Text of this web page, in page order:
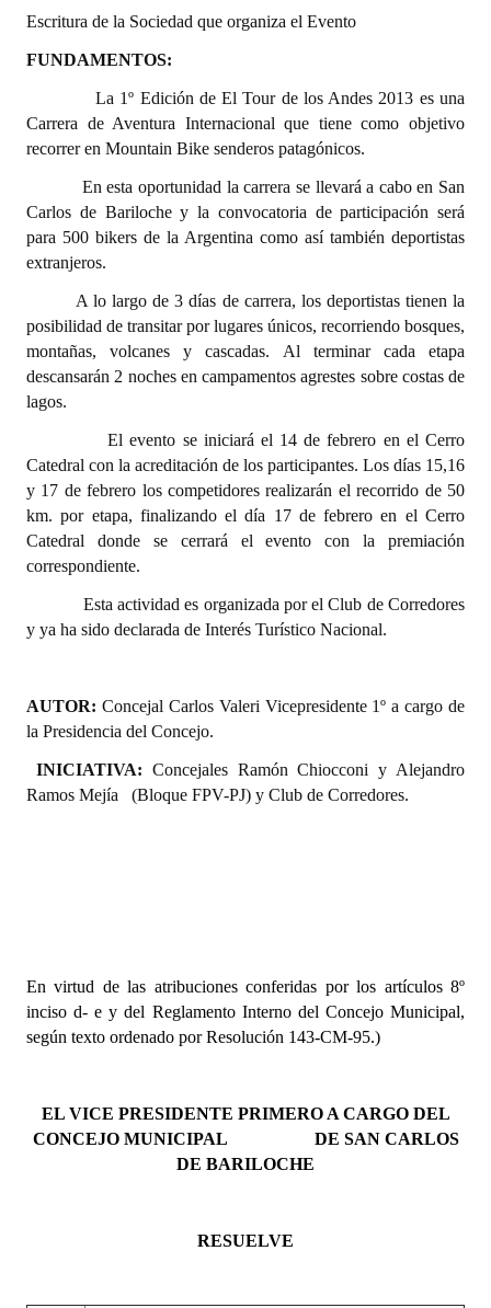
DOCUMENTOS
Informes de Gestión
Proyectos Presentados
Dictámenes Asesoría Letrada
Actas de Sesión
Ejecución Presupuestaria
Actas de Audiencias Públicas
Comunicaciones
Declaraciones
Resoluciones
Resoluciones de Presidencia
Antiguos Pobladores
Registros y Distinciones
Periodistas Decanos - Registro
Banca del Vecino - Registro
Huéspedes de Honor - Registro
Reconocimientos - Registro
Escritura de la Sociedad que organiza el Evento
FUNDAMENTOS:
La 1º Edición de El Tour de los Andes 2013 es una
Carrera de Aventura Internacional que tiene como objetivo
recorrer en Mountain Bike senderos patagónicos.
En esta oportunidad la carrera se llevará a cabo en San
Carlos de Bariloche y la convocatoria de participación será
para 500 bikers de la Argentina como así también deportistas
extranjeros.
A lo largo de 3 días de carrera, los deportistas tienen la
posibilidad de transitar por lugares únicos, recorriendo bosques,
montañas, volcanes y cascadas. Al terminar cada etapa
descansarán 2 noches en campamentos agrestes sobre costas de
lagos.
El evento se iniciará el 14 de febrero en el Cerro
Catedral con la acreditación de los participantes. Los días 15,16
y 17 de febrero los competidores realizarán el recorrido de 50
km. por etapa, finalizando el día 17 de febrero en el Cerro
Catedral donde se cerrará el evento con la premiación
correspondiente.
Esta actividad es organizada por el Club de Corredores
y ya ha sido declarada de Interés Turístico Nacional.
AUTOR: Concejal Carlos Valeri Vicepresidente 1º a cargo de
la Presidencia del Concejo.
INICIATIVA: Concejales Ramón Chiocconi y Alejandro
Ramos Mejía (Bloque FPV-PJ) y Club de Corredores.
En virtud de las atribuciones conferidas por los artículos 8º
inciso d- e y del Reglamento Interno del Concejo Municipal,
según texto ordenado por Resolución 143-CM-95.)
EL VICE PRESIDENTE PRIMERO A CARGO DEL
CONCEJO MUNICIPAL DE SAN CARLOS
DE BARILOCHE
RESUELVE